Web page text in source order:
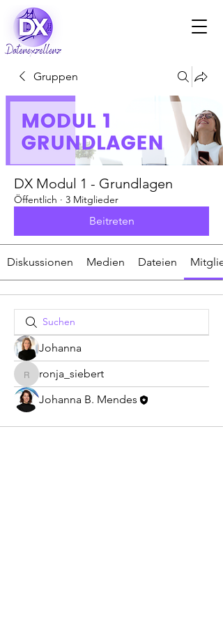
Gruppen
DX Modul 1 - Grundlagen
Öffentlich · 3 Mitglieder
Beitreten
Diskussionen Medien Dateien
Johanna
ronja_siebert
ronja_siebert
Johanna B. Mendes